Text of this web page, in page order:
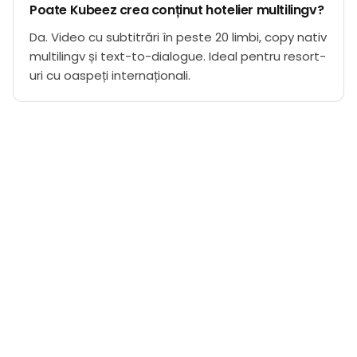
Poate Kubeez crea conținut hotelier multilingv?
Da. Video cu subtitrări în peste 20 limbi, copy nativ
multilingv și text-to-dialogue. Ideal pentru resort-
uri cu oaspeți internaționali.